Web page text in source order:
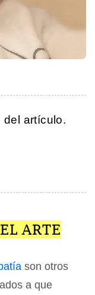
del artículo.
ARTE
son otros
a que